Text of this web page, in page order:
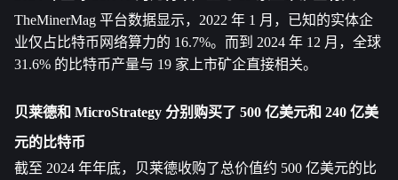
TheMinerMag 平台数据显示，2022 年 1 月，已知的实体企
业仅占比特币网络算力的 16.7%。而到 2024 年 12 月，全球
31.6% 的比特币产量与 19 家上市矿企直接相关。
贝莱德和 MicroStrategy 分别购买了 500 亿美元和 240 亿美
元的比特币
截至 2024 年年底，贝莱德收购了总价值约 500 亿美元的比